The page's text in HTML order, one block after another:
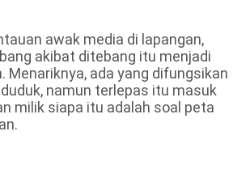
awak media di lapangan,
akibat ditebang itu menjadi
Menariknya, ada yang difungsikan
namun terlepas itu masuk
milik siapa itu adalah soal peta